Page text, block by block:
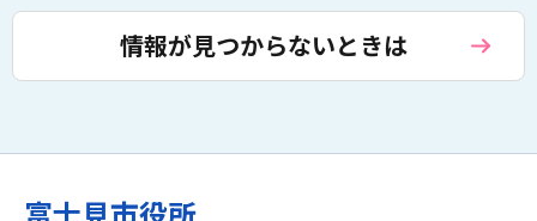
情報が見つからないときは